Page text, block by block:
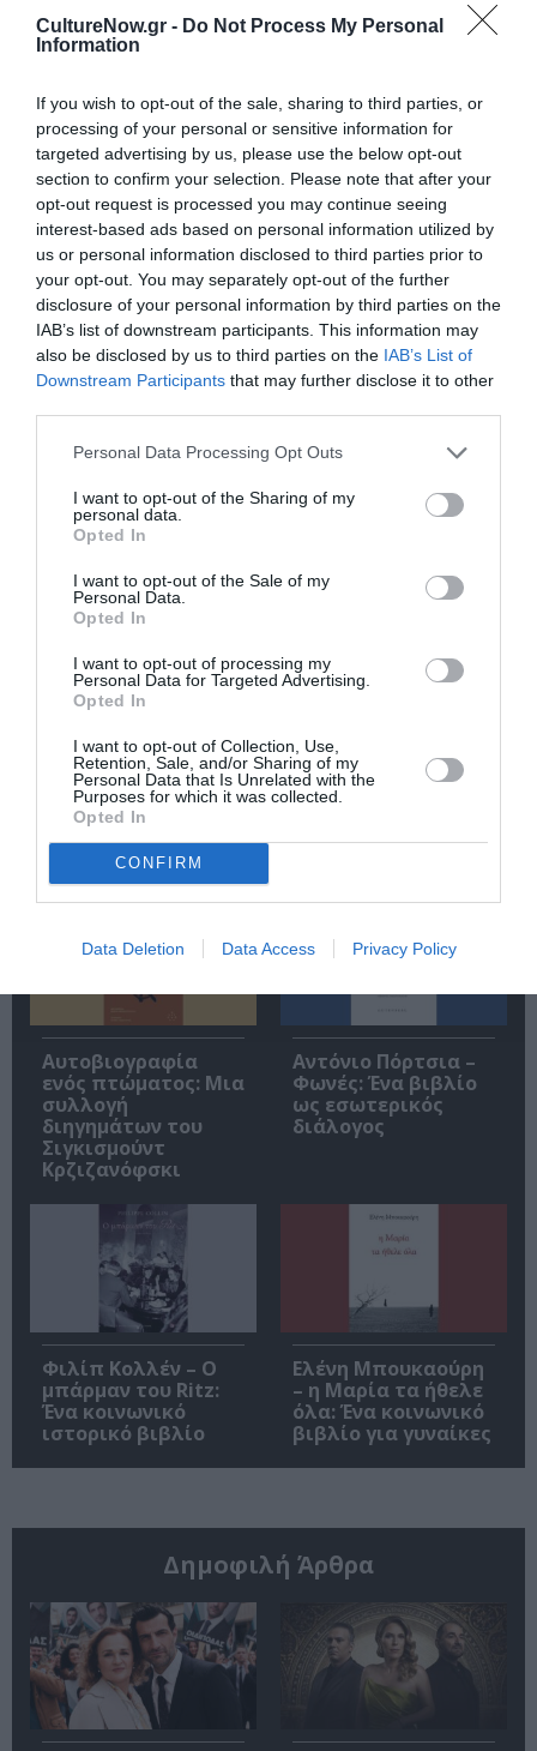
CultureNow.gr - Do Not Process My Personal
Information
If you wish to opt-out of the sale, sharing to third parties, or
processing of your personal or sensitive information for
targeted advertising by us, please use the below opt-out
section to confirm your selection. Please note that after your
opt-out request is processed you may continue seeing
interest-based ads based on personal information utilized by
us or personal information disclosed to third parties prior to
your opt-out. You may separately opt-out of the further
disclosure of your personal information by third parties on the
IAB’s list of downstream participants. This information may
also be disclosed by us to third parties on the IAB’s List of
Downstream Participants that may further disclose it to other
Personal Data Processing Opt Outs
I want to opt-out of the Sharing of my
personal data.
Opted In
I want to opt-out of the Sale of my
Personal Data.
Opted In
I want to opt-out of processing my
Personal Data for Targeted Advertising.
Opted In
I want to opt-out of Collection, Use,
Retention, Sale, and/or Sharing of my
Personal Data that Is Unrelated with the
Purposes for which it was collected.
Opted In
CONFIRM
Data Deletion Data Access Privacy Policy
ΠΛΗΡΟΦΟΡΙΕΣ ΕΚΔΟΣΗΣ:
ISBN: 978-960-03-5522-2 , σελ. 416 , €14,00
Ακολουθήστε το Culturenow.gr στοGoogle Newsκαι
μάθετε πρώτοι όλες τις ειδήσεις
Δείτε όλα τατελευταία νέαγια την Τέχνη και τον
Πολιτισμό στοCulturenow.gr
Νέοι Διαγωνισμοί❯
Tags
ΕΚΔΟΣΕΙΣ ΚΑΣΤΑΝΙΩΤΗ
ΙΕΡΩΝΥΜΟΣ ΛΥΚΑΡΗΣ
Newsletter
Κάθε βδομάδα στο e-mail σας τα τελευταία νέα για
Σχετικά Άρθρα
Αυτοβιογραφία
ενός πτώματος: Μια
συλλογή
διηγημάτων του
Σιγκισμούντ
Κρζιζανόφσκι
Αντόνιο Πόρτσια –
Φωνές: Ένα βιβλίο
ως εσωτερικός
διάλογος
Φιλίπ Κολλέν – Ο
μπάρμαν του Ritz:
Ένα κοινωνικό
ιστορικό βιβλίο
Ελένη Μπουκαούρη
– η Μαρία τα ήθελε
όλα: Ένα κοινωνικό
βιβλίο για γυναίκες
Δημοφιλή Άρθρα